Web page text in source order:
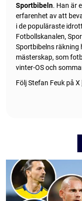
Sportbibeln. Han är
erfarenhet av att
i de populäraste
Fotbollskanalen,
Sportbibelns räkning
mästerskap, som
vinter-OS och
Följ Stefan Feuk på X